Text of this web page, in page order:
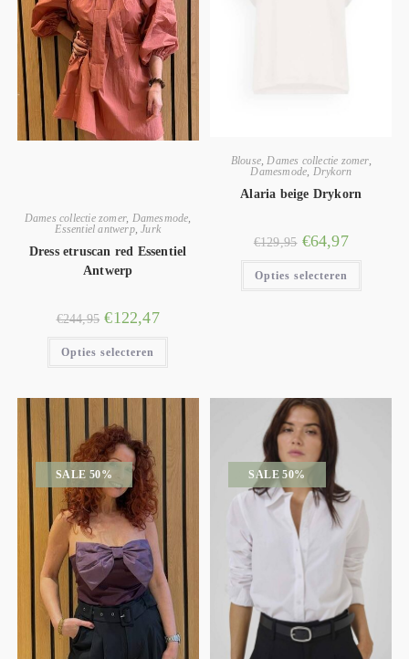
Dames collectie zomer, Damesmode,
Essentiel antwerp,Jurk
Dress etruscan red Essentiel
Antwerp
€244,95 €122,47
Opties selecteren
Blouse,Dames collectie zomer,
Damesmode, Drykorn
Alaria beige Drykorn
€129,95 €64,97
Opties selecteren
SALE 50% SALE 50%